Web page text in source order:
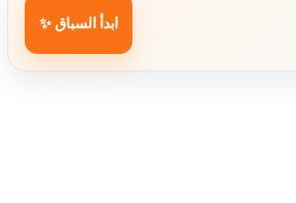
ابدأ السباق ✨